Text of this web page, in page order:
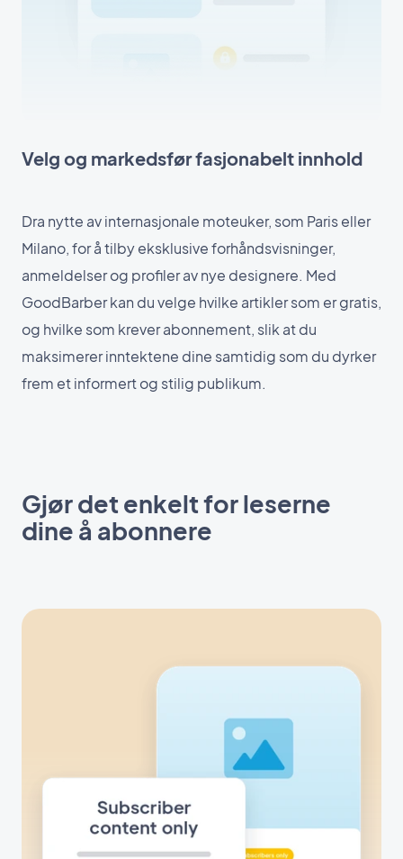
Velg og markedsfør fasjonabelt innhold
Dra nytte av internasjonale moteuker, som Paris eller
Milano, for å tilby eksklusive forhåndsvisninger,
anmeldelser og profiler av nye designere. Med
GoodBarber kan du velge hvilke artikler som er gratis,
og hvilke som krever abonnement, slik at du
maksimerer inntektene dine samtidig som du dyrker
frem et informert og stilig publikum.
Gjør det enkelt for leserne
dine å abonnere